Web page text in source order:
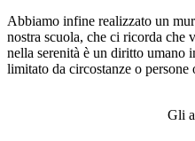
Abbiamo infine realizzato un
nostra scuola, che ci ricorda che
nella serenità è un diritto umano
limitato da
Gli